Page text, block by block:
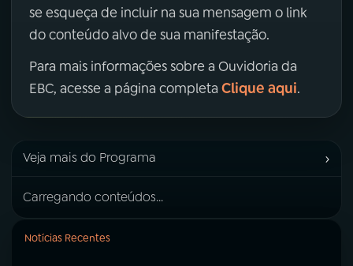
se esqueça de incluir na sua mensagem o link
do conteúdo alvo de sua manifestação.
Para mais informações sobre a Ouvidoria da
EBC, acesse a página completa Clique aqui.
Veja mais do Programa ›
Carregando conteúdos...
Notícias Recentes